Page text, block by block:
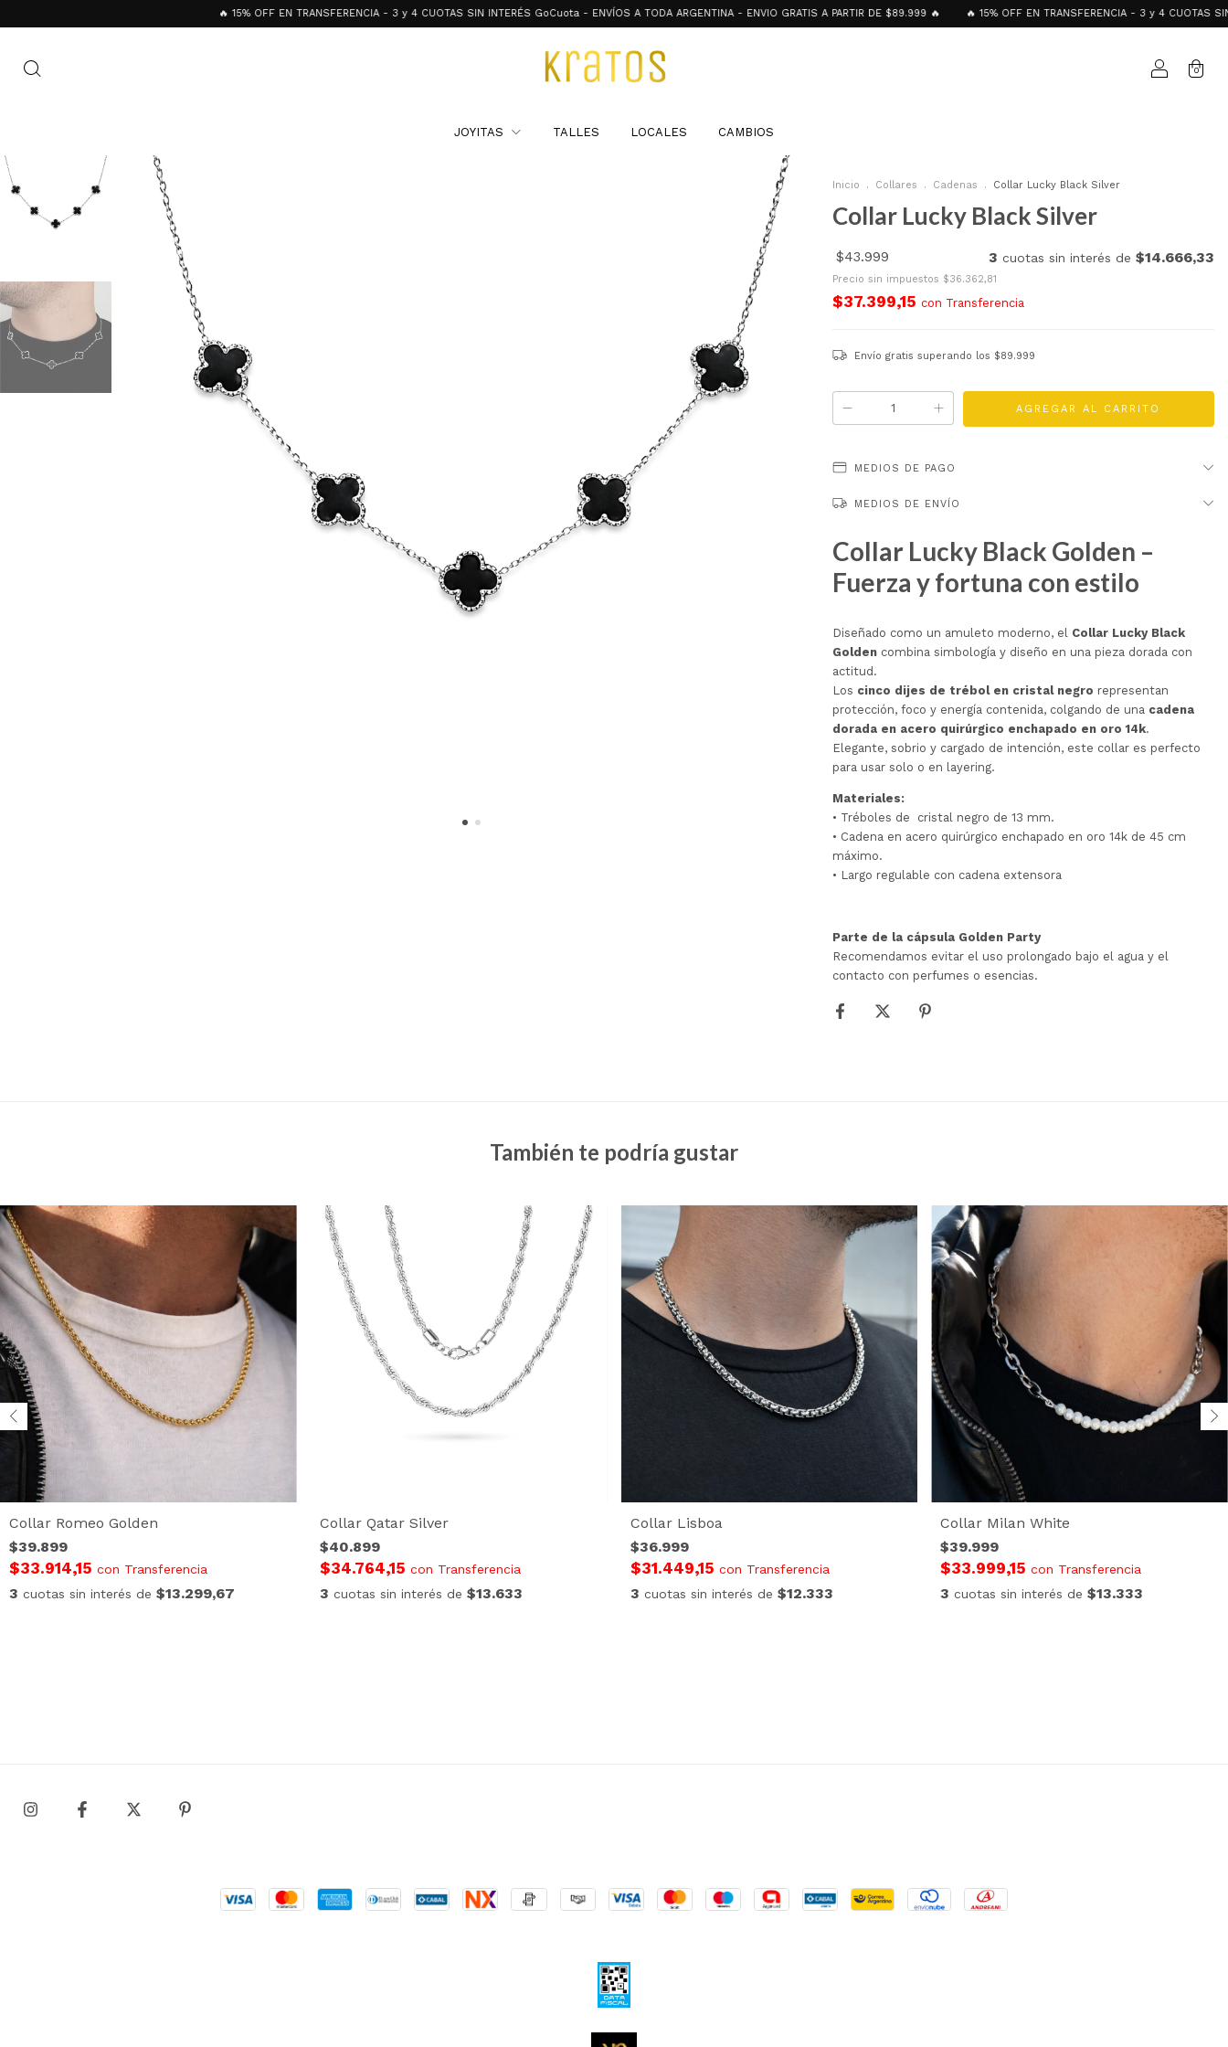
🔥 15% OFF EN TRANSFERENCIA - 3 y 4 CUOTAS SIN INTERÉS GoCuota - ENVÍOS A TODA ARGENTINA - ENVIO GRATIS A PARTIR DE $89.999 🔥 🔥 15% OFF EN TRANSFERENCIA - 3 y 4 CUOTAS SIN
0
JOYITAS TALLES LOCALES CAMBIOS
Inicio . Collares . Cadenas . Collar Lucky Black Silver
Collar Lucky Black Silver
$43.999 3 cuotas sin interés de $14.666,33
Precio sin impuestos $36.362,81
$37.399,15 con Transferencia
Envío gratissuperando los $89.999
MEDIOS DE PAGO
MEDIOS DE ENVÍO
Collar Lucky Black Golden –
Fuerza y fortuna con estilo
Diseñado como un amuleto moderno, el Collar Lucky Black
Golden combina simbología y diseño en una pieza dorada con
actitud.
Los cinco dijes de trébol en cristal negro representan
protección, foco y energía contenida, colgando de una cadena
dorada en acero quirúrgico enchapado en oro 14k.
Elegante, sobrio y cargado de intención, este collar es perfecto
para usar solo o en layering.
Materiales:
• Tréboles de cristal negro de 13 mm.
• Cadena en acero quirúrgico enchapado en oro 14k de 45 cm
máximo.
• Largo regulable con cadena extensora
Parte de la cápsula Golden Party
Recomendamos evitar el uso prolongado bajo el agua y el
contacto con perfumes o esencias.
También te podría gustar
Collar Romeo Golden
$39.899
$33.914,15 con Transferencia
3 cuotas sin interés de $13.299,67
Collar Qatar Silver
$40.899
$34.764,15 con Transferencia
3 cuotas sin interés de $13.633
Collar Lisboa
$36.999
$31.449,15 con Transferencia
3 cuotas sin interés de $12.333
Collar Milan White
$39.999
$33.999,15con Transferencia
3 cuotas sin interés de$13.333